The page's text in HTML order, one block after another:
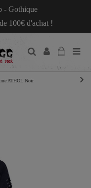
- Gothique
100€ d'achat !
ATHOL Noir